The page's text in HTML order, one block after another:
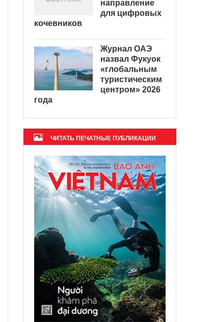
направление
для цифровых
кочевников
Журнал ОАЭ
назвал Фукуок
«глобальным
туристическим
центром» 2026
года
ЧИТАТЬ ПЕЧАТНЫЕ ПУБЛИКАЦИИ